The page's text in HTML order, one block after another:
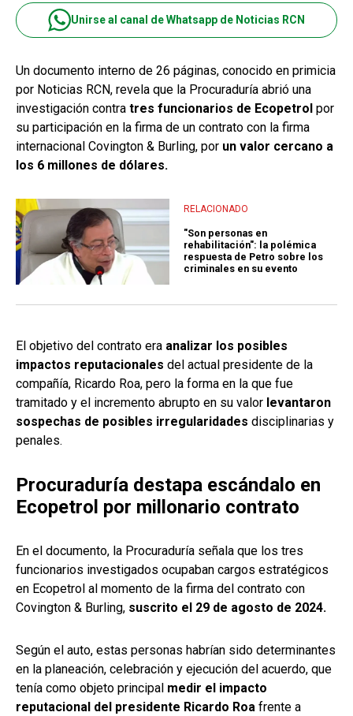
Unirse al canal de Whatsapp de Noticias RCN
Un documento interno de 26 páginas, conocido en primicia
por Noticias RCN, revela que la Procuraduría abrió una
investigación contra tres funcionarios de Ecopetrol por
su participación en la firma de un contrato con la firma
internacional Covington & Burling, por un valor cercano a
los 6 millones de dólares.
RELACIONADO
"Son personas en
rehabilitación": la polémica
respuesta de Petro sobre los
criminales en su evento
El objetivo del contrato era analizar los posibles
impactos reputacionales del actual presidente de la
compañía, Ricardo Roa, pero la forma en la que fue
tramitado y el incremento abrupto en su valor levantaron
sospechas de posibles irregularidades disciplinarias y
penales.
Procuraduría destapa escándalo en
Ecopetrol por millonario contrato
En el documento, la Procuraduría señala que los tres
funcionarios investigados ocupaban cargos estratégicos
en Ecopetrol al momento de la firma del contrato con
Covington & Burling, suscrito el 29 de agosto de 2024.
Según el auto, estas personas habrían sido determinantes
en la planeación, celebración y ejecución del acuerdo, que
tenía como objeto principal medir el impacto
reputacional del presidente Ricardo Roa frente a